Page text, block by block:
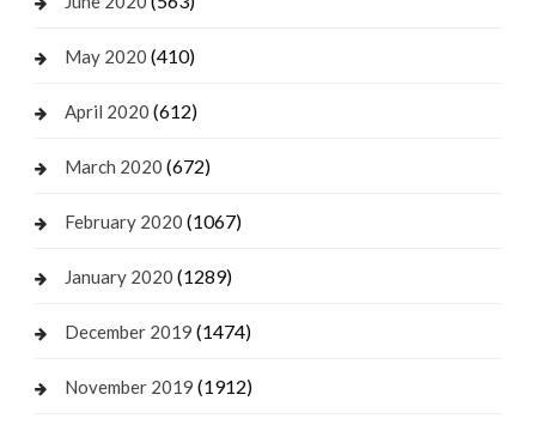
May 2020 (410)
April 2020 (612)
March 2020 (672)
February 2020 (1067)
January 2020 (1289)
December 2019 (1474)
November 2019 (1912)